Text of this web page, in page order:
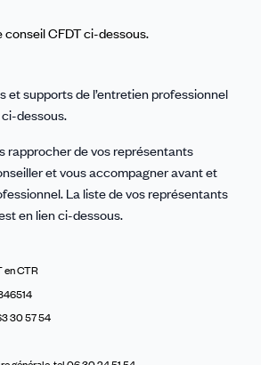
CFDT ci-dessous.
et supports de l’entretien professionnel
dessous.
rapprocher de vos représentants
et vous accompagner avant et
La liste de vos représentants
en lien ci-dessous.
en CTR
30 57 54